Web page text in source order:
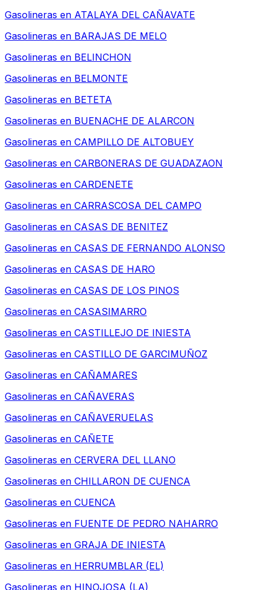
Gasolineras en ATALAYA DEL CAÑAVATE
Gasolineras en BARAJAS DE MELO
Gasolineras en BELINCHON
Gasolineras en BELMONTE
Gasolineras en BETETA
Gasolineras en BUENACHE DE ALARCON
Gasolineras en CAMPILLO DE ALTOBUEY
Gasolineras en CARBONERAS DE GUADAZAON
Gasolineras en CARDENETE
Gasolineras en CARRASCOSA DEL CAMPO
Gasolineras en CASAS DE BENITEZ
Gasolineras en CASAS DE FERNANDO ALONSO
Gasolineras en CASAS DE HARO
Gasolineras en CASAS DE LOS PINOS
Gasolineras en CASASIMARRO
Gasolineras en CASTILLEJO DE INIESTA
Gasolineras en CASTILLO DE GARCIMUÑOZ
Gasolineras en CAÑAMARES
Gasolineras en CAÑAVERAS
Gasolineras en CAÑAVERUELAS
Gasolineras en CAÑETE
Gasolineras en CERVERA DEL LLANO
Gasolineras en CHILLARON DE CUENCA
Gasolineras en CUENCA
Gasolineras en FUENTE DE PEDRO NAHARRO
Gasolineras en GRAJA DE INIESTA
Gasolineras en HERRUMBLAR (EL)
Gasolineras en HINOJOSA (LA)